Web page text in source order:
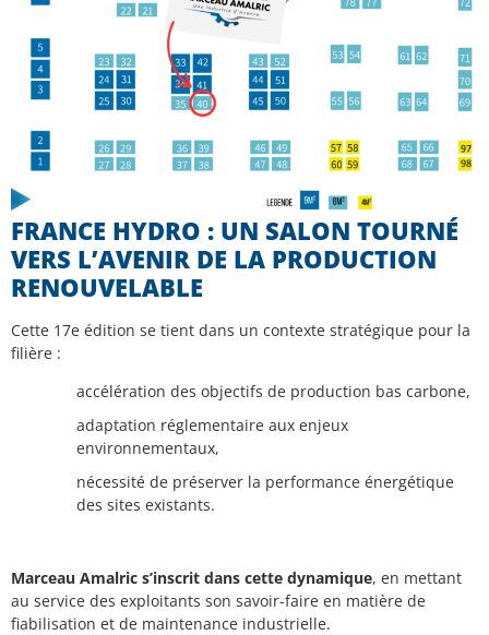
FRANCE HYDRO : UN SALON TOURNÉ
VERS L’AVENIR DE LA PRODUCTION
RENOUVELABLE
Cette 17e édition se tient dans un contexte stratégique pour la
filière :
accélération des objectifs de production bas carbone,
adaptation réglementaire aux enjeux
environnementaux,
nécessité de préserver la performance énergétique
des sites existants.
Marceau Amalric s’inscrit dans cette dynamique, en mettant
au service des exploitants son savoir-faire en matière de
fiabilisation et de maintenance industrielle.